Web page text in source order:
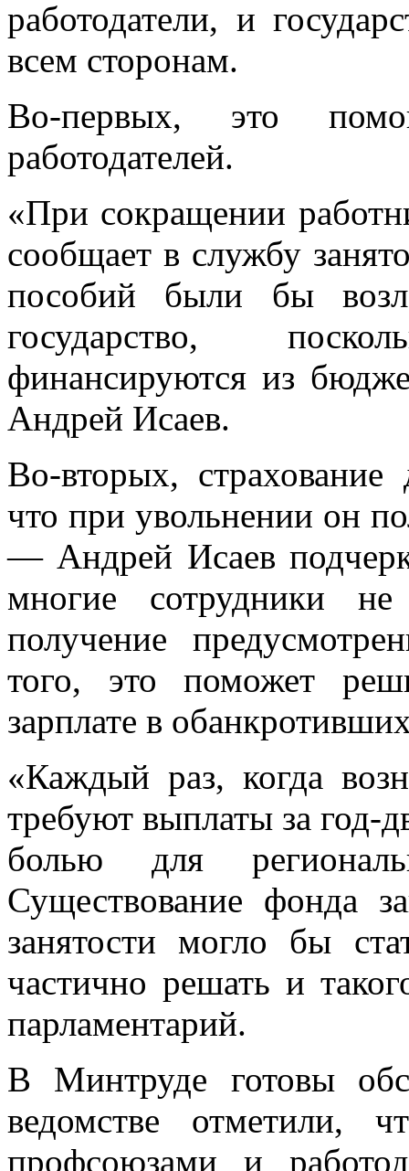
работодатели, и
всем сторонам.
Во-первых, это
работодателей.
«При сокращении
сообщает в службу
пособий были бы
государство,
финансируются из
Андрей Исаев.
Во-вторых,
что при увольнении он
— Андрей Исаев
многие сотрудники не
получение
того, это поможет
зарплате в
«Каждый раз, когда
требуют выплаты за год-
болью для
Существование фонда
занятости могло бы
частично решать и
парламентарий.
В Минтруде готовы
ведомстве отметили,
профсоюзами и